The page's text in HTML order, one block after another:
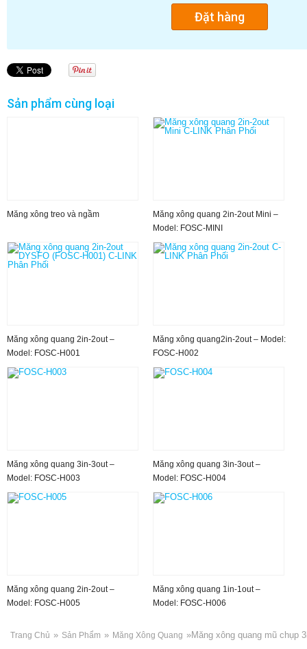
Sản phẩm cùng loại
Măng xông treo và ngầm
Măng xông quang 2in-2out Mini –
Model: FOSC-MINI
Măng xông quang 2in-2out –
Model: FOSC-H001
Măng xông quang2in-2out – Model:
FOSC-H002
Măng xông quang 3in-3out –
Model: FOSC-H003
Măng xông quang 3in-3out –
Model: FOSC-H004
Măng xông quang 2in-2out –
Model: FOSC-H005
Măng xông quang 1in-1out –
Model: FOSC-H006
Trang Chủ » Sản Phẩm » Măng Xông Quang »Măng xông quang mũ chụp